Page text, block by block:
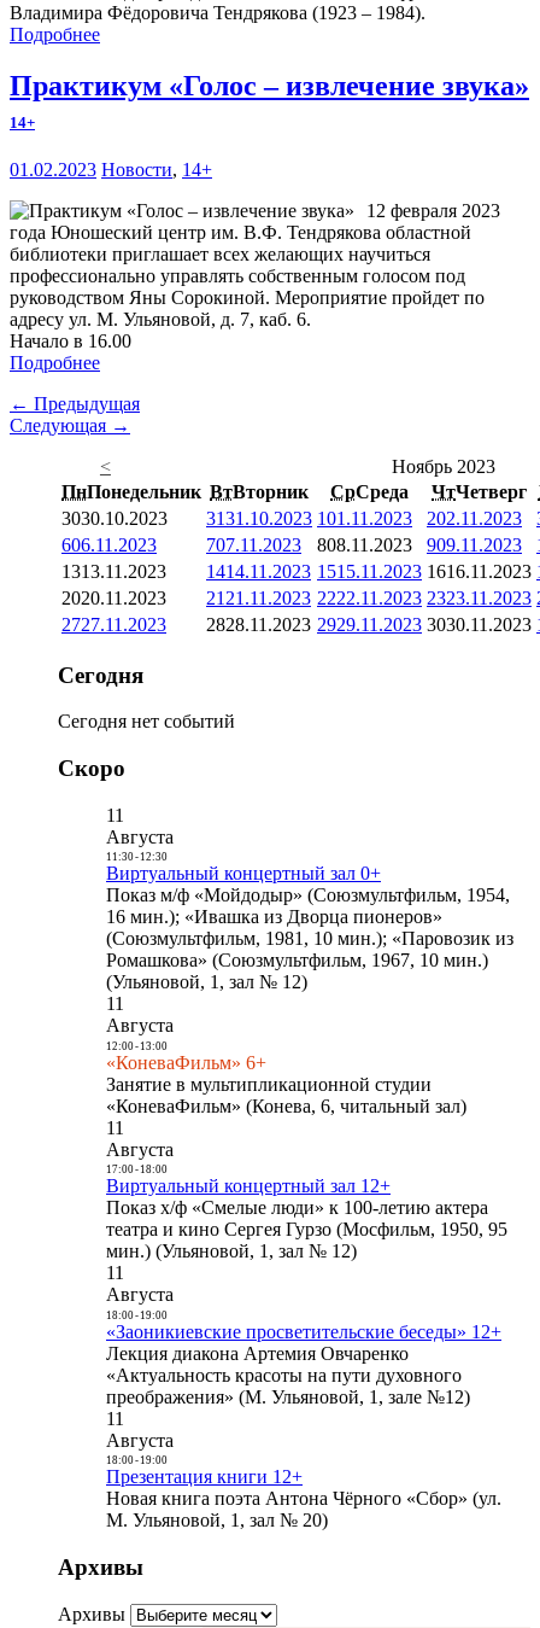
Владимира Фёдоровича Тендрякова (1923 – 1984).
Подробнее
Практикум «Голос – извлечение звука»
14+
01.02.2023 Новости, 14+
12 февраля 2023
года Юношеский центр им. В.Ф. Тендрякова областной
библиотеки приглашает всех желающих научиться
профессионально управлять собственным голосом под
руководством Яны Сорокиной. Мероприятие пройдет по
адресу ул. М. Ульяновой, д. 7, каб. 6.
Начало в 16.00
Подробнее
← Предыдущая
Следующая →
<
Ноябрь 2023
ПнПонедельник ВтВторник СрСреда ЧтЧетверг
3030.10.2023 3131.10.2023 101.11.2023 202.11.2023
606.11.2023 707.11.2023 808.11.2023 909.11.2023
1313.11.2023 1414.11.2023 1515.11.2023 1616.11.2023
2020.11.2023 21 21.11.2023 2222.11.2023 2323.11.2023
2727.11.2023 2828.11.2023 2929.11.2023 3030.11.2023
Сегодня
Сегодня нет событий
Скоро
11
Августа
11:30- 12:30
Виртуальный концертный зал 0+
Показ м/ф «Мойдодыр» (Союзмультфильм, 1954,
16 мин.); «Ивашка из Дворца пионеров»
(Союзмультфильм, 1981, 10 мин.); «Паровозик из
Ромашкова» (Союзмультфильм, 1967, 10 мин.)
(Ульяновой, 1, зал № 12)
11
Августа
12:00- 13:00
«КоневаФильм» 6+
Занятие в мультипликационной студии
«КоневаФильм» (Конева, 6, читальный зал)
11
Августа
17:00- 18:00
Виртуальный концертный зал 12+
Показ х/ф «Смелые люди» к 100-летию актера
театра и кино Сергея Гурзо (Мосфильм, 1950, 95
мин.) (Ульяновой, 1, зал № 12)
11
Августа
18:00- 19:00
«Заоникиевские просветительские беседы» 12+
Лекция диакона Артемия Овчаренко
«Актуальность красоты на пути духовного
преображения» (М. Ульяновой, 1, зале №12)
11
Августа
18:00- 19:00
Презентация книги 12+
Новая книга поэта Антона Чёрного «Сбор» (ул.
М. Ульяновой, 1, зал № 20)
Архивы
Архивы